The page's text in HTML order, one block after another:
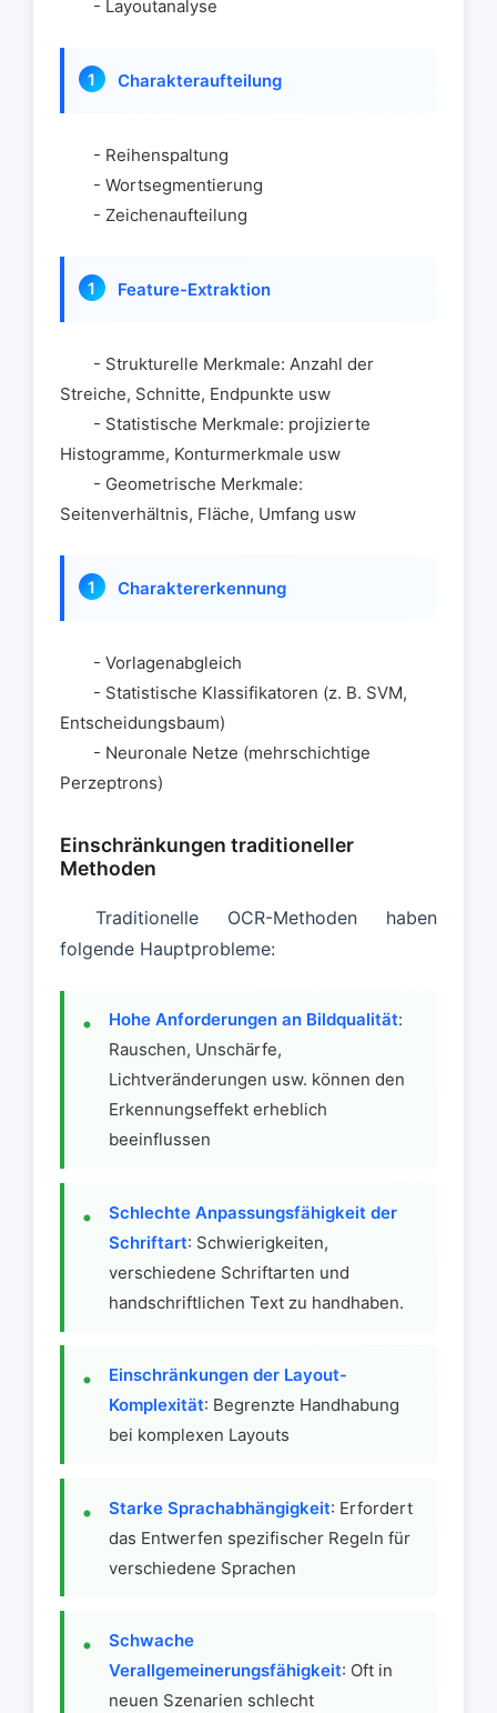
- Layoutanalyse
Charakteraufteilung
- Reihenspaltung
- Wortsegmentierung
- Zeichenaufteilung
Feature-Extraktion
- Strukturelle Merkmale: Anzahl der
Streiche, Schnitte, Endpunkte usw
- Statistische Merkmale: projizierte
Histogramme, Konturmerkmale usw
- Geometrische Merkmale:
Seitenverhältnis, Fläche, Umfang usw
Charaktererkennung
- Vorlagenabgleich
- Statistische Klassifikatoren (z. B. SVM,
Entscheidungsbaum)
- Neuronale Netze (mehrschichtige
Perzeptrons)
Einschränkungen traditioneller
Methoden
Traditionelle OCR-Methoden haben
folgende Hauptprobleme:
Hohe Anforderungen an Bildqualität:
Rauschen, Unschärfe,
Lichtveränderungen usw. können den
Erkennungseffekt erheblich
beeinflussen
Schlechte Anpassungsfähigkeit der
Schriftart: Schwierigkeiten,
verschiedene Schriftarten und
handschriftlichen Text zu handhaben.
Einschränkungen der Layout-
Komplexität: Begrenzte Handhabung
bei komplexen Layouts
Starke Sprachabhängigkeit: Erfordert
das Entwerfen spezifischer Regeln für
verschiedene Sprachen
Schwache
Verallgemeinerungsfähigkeit: Oft in
neuen Szenarien schlecht